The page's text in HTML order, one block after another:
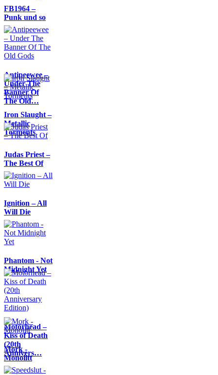
FB1964 –
Punk und so
Antipeewee –
Under The
Banner Of
The Old…
Iron Slaught –
Metallic
Torments
Judas Priest –
The Best Of
Ignition – All
Will Die
Phantom - Not
Midnight Yet
Motörhead –
Kiss of Death
(20th
Annivers…
Mork -
Monolitt